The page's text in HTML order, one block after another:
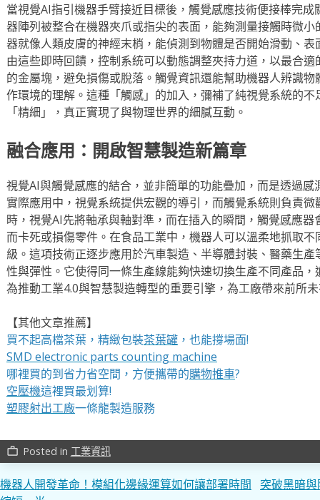
當視覺AI指引機器手臂接近目標後，觸覺感應技術便接棒完
器陣列被整合在機器夾爪或指尖的表面，能夠測量接觸時微
器就像人類皮膚的神經末梢，能偵測到物體是否開始滑動、
由這些即時回饋，控制系統可以動態調整夾持力道，以最合
的金屬塊，避免損傷或脫落。觸覺資訊還能幫助機器人辨識
作環境的理解。這種「觸感」的加入，彌補了純視覺系統的
「精細」，真正實現了與物理世界的細膩互動。
融合應用：開啟智慧製造新篇章
視覺AI與觸覺感應的結合，並非簡單的功能疊加，而是透過
實際應用中，視覺系統提供宏觀的導引，而觸覺系統則負責
時，視覺AI先將軸承與軸對準，而在插入的瞬間，觸覺感應
而卡死或損傷零件。在食品工業中，機器人可以溫柔地抓取
級。這項技術正逐步應用於汽車製造、半導體封裝、醫藥生
性與彈性。它使得同一條生產線能夠快速切換生產不同產品
為推動工業4.0與智慧製造轉型的重要引擎，為工廠帶來前所
【其他文章推薦】
買不起高檔茶葉，精緻包裝茶葉罐，也能撐場面!
SMD electronic parts counting machine
哪裡買的到省力省空間，方便攜帶的購物推車?
空壓機這裡買最划算!
塑膠射出工廠一條龍製造服務
work_outline Posted in 工業資訊
文
機器人開發革命！模組化邊緣運算如何讓部署時間 突破黑暗